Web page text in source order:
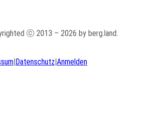
ⓒ 2013 – 2026 by berg.land.
|Datenschutz|Anmelden